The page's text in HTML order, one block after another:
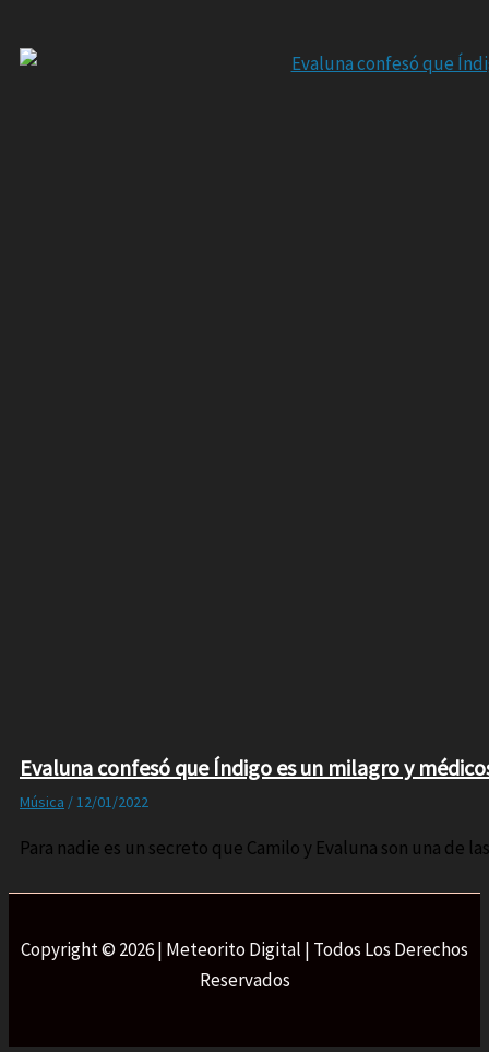
Evaluna confesó que Índigo es un milagro y
Música /12/01/2022
Para nadie es un secreto que Camilo y Evaluna son una de
Copyright © 2026 | Meteorito Digital | Todos Los Derechos
Reservados